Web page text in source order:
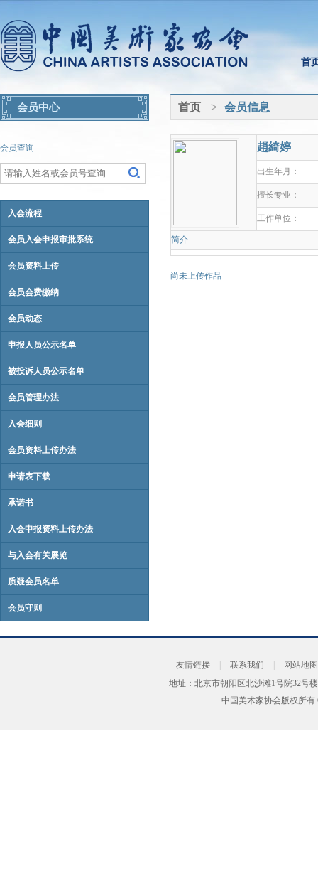
首
会员中心
会员查询
入会流程
会员入会申报审批系统
会员资料上传
会员会费缴纳
会员动态
申报人员公示名单
被投诉人员公示名单
会员管理办法
入会细则
会员资料上传办法
申请表下载
承诺书
入会申报资料上传办法
与入会有关展览
质疑会员名单
会员守则
首页 > 会员信息
趙綺婷
出生年月：
擅长专业：
工作单位：
简介
尚未上传作品
友情链接 联系我们
网站地图
地址：北京市朝阳区北沙滩1号院32号
中国美术家协会版权所有